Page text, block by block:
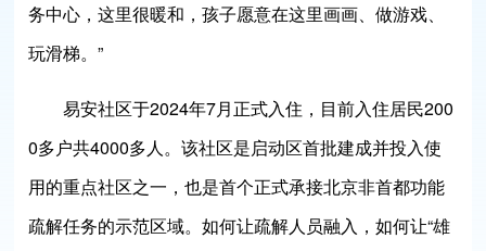
务中心，这里很暖和，孩子愿意在这里画画、做游戏、
玩滑梯。”
易安社区于2024年7月正式入住，目前入住居民200
0多户共4000多人。该社区是启动区首批建成并投入使
用的重点社区之一，也是首个正式承接北京非首都功能
疏解任务的示范区域。如何让疏解人员融入，如何让“雄